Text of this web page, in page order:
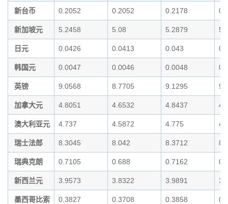
新台币 0.2052 0.2052 0.2178
新加坡元 5.2458 5.08 5.2879
日元 0.0426 0.0413 0.043
韩国元 0.0047 0.0046 0.0048
英镑 9.0568 8.7705 9.1295
加拿大元 4.8051 4.6532 4.8437
澳大利亚元 4.737 4.5872 4.775
瑞士法郎 8.3045 8.042 8.3712
瑞典克朗 0.7105 0.688 0.7162
新西兰元 3.9573 3.8322 3.9891
墨西哥比索 0.3827 0.3708 0.3858